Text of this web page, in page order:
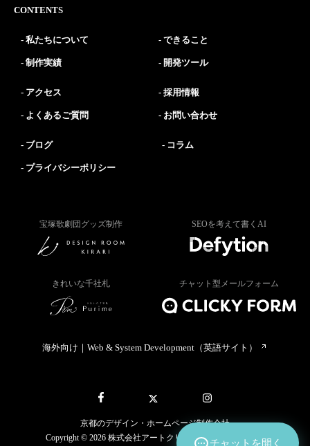
CONTENTS
私たちについて できること
制作実績 開発ツール
アクセス 採用情報
よくあるご質問 お問い合わせ
ブログ コラム
プライバシーポリシー
宝塚歌劇団グッズ制作 SEOを考えて書くAI
きれいな千社札 チャット型メールフォーム
海外向け｜Web & System Development（英語サイト）
京都のデザイン・ホームページ制作会社
Copyright © 2026 株式会社アートクリック All rights reserved.
チャットを開く